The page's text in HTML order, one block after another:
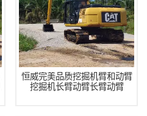
恒威完美品质挖掘机臂和动臂
挖掘机长臂动臂长臂动臂